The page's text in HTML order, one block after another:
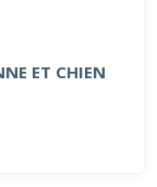
ET CHIEN